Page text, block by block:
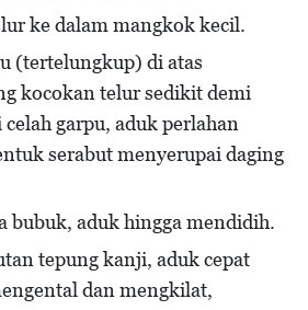
ke dalam mangkok kecil.
(tertelungkup) di atas
kocokan telur sedikit demi
garpu, aduk perlahan
serabut menyerupai daging
bubuk, aduk hingga mendidih.
tepung kanji, aduk cepat
dan mengkilat,